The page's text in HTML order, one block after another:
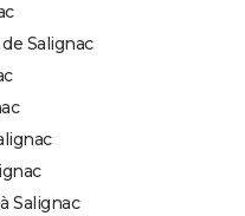
Salignac
Salignac